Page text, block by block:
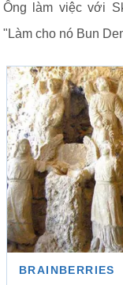
Ông làm việc với
"Làm cho nó Bun